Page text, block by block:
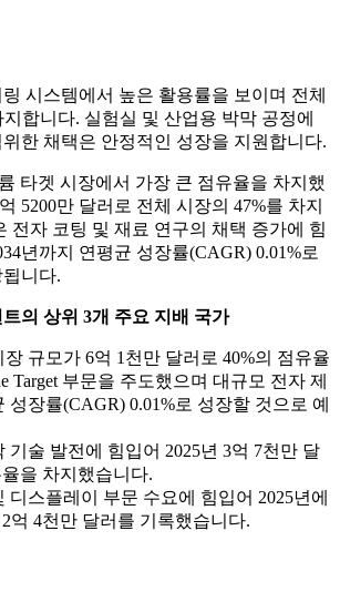
시스템에서 높은 활용률을 보이며 전체
합니다. 실험실 및 산업용 박막 공정에
한 채택은 안정적인 성장을 지원합니다.
타겟 시장에서 가장 큰 점유율을 차지했
5200만 달러로 전체 시장의 47%를 차지
전자 코팅 및 재료 연구의 채택 증가에 힘
년까지 연평균 성장률(CAGR) 0.01%로
니다.
의 상위 3개 주요 지배 국가
장 규모가 6억 1천만 달러로 40%의 점유율
Target 부문을 주도했으며 대규모 전자 제
성장률(CAGR) 0.01%로 성장할 것으로 예
기술 발전에 힘입어 2025년 3억 7천만 달
을 차지했습니다.
디스플레이 부문 수요에 힘입어 2025년에
억 4천만 달러를 기록했습니다.